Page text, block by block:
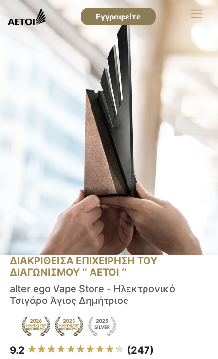
Εγγραφείτε
ΔΙΑΚΡΙΘΕΙΣΑ ΕΠΙΧΕΙΡΗΣΗ ΤΟΥ
ΔΙΑΓΩΝΙΣΜΟΥ ‘’ ΑΕΤΟΙ ‘’
alter ego Vape Store - Ηλεκτρονικό
Τσιγάρο Άγιος Δημήτριος
9.2 (247)